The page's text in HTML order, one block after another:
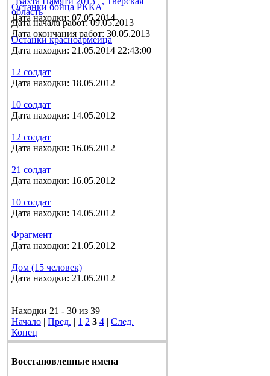
область
Дата начала работ: 09.05.2013
Дата окончания работ: 30.05.2013
Останки бойца РККА
Дата находки: 07.05.2014
Останки красноармейца
Дата находки: 21.05.2014 22:43:00
12 солдат
Дата находки: 18.05.2012
10 солдат
Дата находки: 14.05.2012
12 солдат
Дата находки: 16.05.2012
21 солдат
Дата находки: 16.05.2012
10 солдат
Дата находки: 14.05.2012
Фрагмент
Дата находки: 21.05.2012
Дом (15 человек)
Дата находки: 21.05.2012
Находки 21 - 30 из 39
Начало | Пред. | 1 2 3 4 | След. |
Конец
Восстановленные имена